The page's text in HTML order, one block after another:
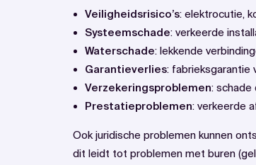
Veiligheidsrisico’s: elektrocutie,
Systeemschade: verkeerde
Waterschade: lekkende
Garantieverlies: fabrieksgarantie
Verzekeringsproblemen: schade
Prestatieproblemen: verkeerde
Ook juridische problemen kunnen
dit leidt tot problemen met buren